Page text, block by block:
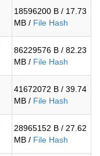
18596200 B / 17.73
MB / File Hash
86229576 B / 82.23
MB / File Hash
41672072 B / 39.74
MB / File Hash
28965152 B / 27.62
MB / File Hash